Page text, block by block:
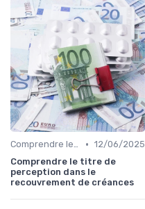
Comprendre le Recouvrement de Créances • 12/06/2025
Comprendre le titre de
perception dans le
recouvrement de créances